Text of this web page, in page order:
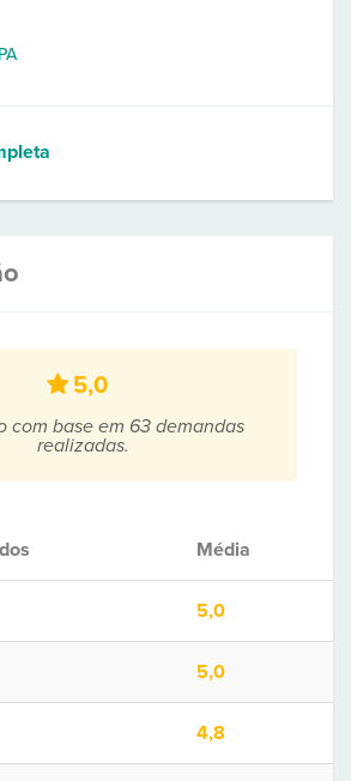
5,0
com base em 63 demandas
realizadas.
Média
5,0
5,0
4,8